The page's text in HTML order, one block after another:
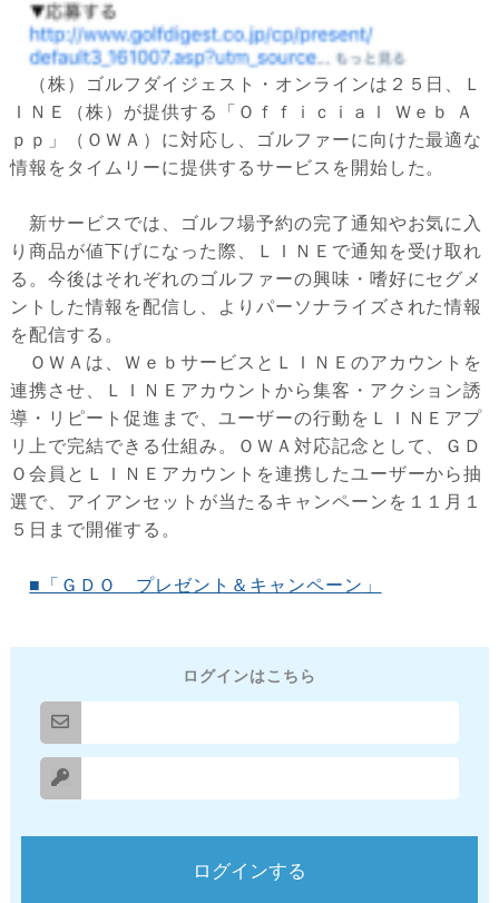
（株）ゴルフダイジェスト・オンラインは２５日、Ｌ
ＩＮＥ（株）が提供する「Ｏｆｆｉｃｉａｌ Ｗｅｂ Ａ
ｐｐ」（ＯＷＡ）に対応し、ゴルファーに向けた最適な
情報をタイムリーに提供するサービスを開始した。
新サービスでは、ゴルフ場予約の完了通知やお気に入
り商品が値下げになった際、ＬＩＮＥで通知を受け取れ
る。今後はそれぞれのゴルファーの興味・嗜好にセグメ
ントした情報を配信し、よりパーソナライズされた情報
を配信する。
ＯＷＡは、ＷｅｂサービスとＬＩＮＥのアカウントを
連携させ、ＬＩＮＥアカウントから集客・アクション誘
導・リピート促進まで、ユーザーの行動をＬＩＮＥアプ
リ上で完結できる仕組み。ＯＷＡ対応記念として、ＧＤ
Ｏ会員とＬＩＮＥアカウントを連携したユーザーから抽
選で、アイアンセットが当たるキャンペーンを１１月１
５日まで開催する。
■「ＧＤＯ プレゼント＆キャンペーン」
ログインはこちら